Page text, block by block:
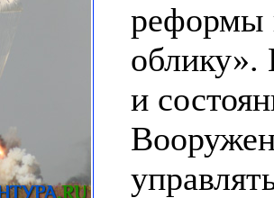
реформы
облику».
и